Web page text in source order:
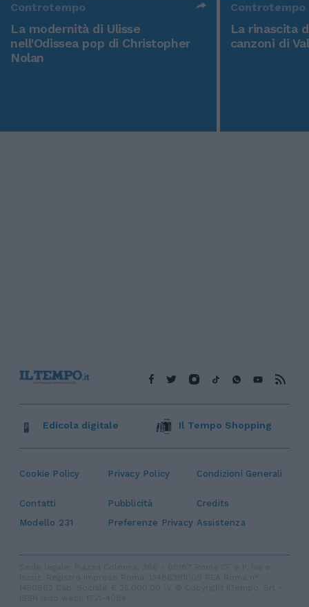
Controtempo
La modernità di Ulisse
nell'Odissea pop di Christopher
Nolan
Controtempo
La rinascita
canzoni di
Cookie Policy Privacy Policy Condizioni Generali
Contatti Pubblicità
Credits
Modello 231
Preferenze Privacy Assistenza
Edicola digitale Il Tempo Shopping